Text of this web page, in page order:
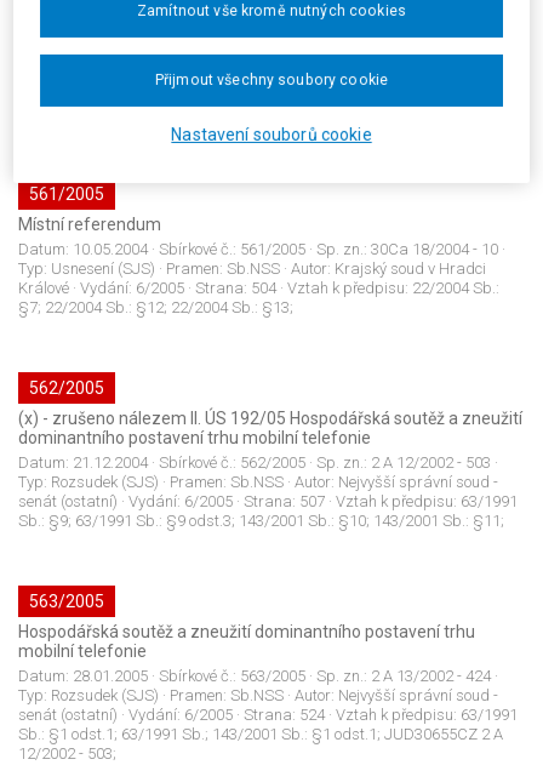
Datum:16.11.2004· Sbírkové č.:560/2005· Sp. zn.:10 Ca 250/2003 - 48
Rozsudek (SJS)· Pramen:Sb.NSS· Autor: Městský soud v Praze
· Strana: · Vztah k předpisu:
561/2005
Místní referendum
Datum: 10.05.2004· Sbírkové č.: 561/2005 · Sp. zn.: 30Ca 18/2004 - 10 ·
Typ: Usnesení (SJS) · Pramen: Sb.NSS · Autor: Krajský soud v Hradci
Králové · Vydání: 6/2005 · Strana: 504· Vztah k předpisu: 22/2004 Sb.:
§7; 22/2004 Sb.: §12; 22/2004 Sb.: §13;
562/2005
(x) - zrušeno nálezem II. ÚS 192/05 Hospodářská soutěž a zneužití
dominantního postavení trhu mobilní telefonie
Datum: 21.12.2004· Sbírkové č.: 562/2005 · Sp. zn.: 2 A 12/2002 - 503 ·
Typ: Rozsudek (SJS) · Pramen: Sb.NSS · Autor: Nejvyšší správní soud -
senát (ostatní) · Vydání: 6/2005 · Strana: 507 · Vztah k předpisu: 63/1991
Sb.: §9; 63/1991 Sb.: §9 odst.3; 143/2001 Sb.: §10; 143/2001 Sb.: §11;
563/2005
Hospodářská soutěž a zneužití dominantního postavení trhu
mobilní telefonie
Datum: 28.01.2005 · Sbírkové č.: 563/2005 · Sp. zn.: 2 A 13/2002 - 424·
Typ: Rozsudek (SJS) · Pramen: Sb.NSS · Autor: Nejvyšší správní soud -
senát (ostatní) · Vydání: 6/2005 · Strana: 524· Vztah k předpisu: 63/1991
Sb.: §1 odst.1; 63/1991 Sb.; 143/2001 Sb.: §1 odst.1; JUD30655CZ 2 A
12/2002 - 503;
Nastavení souborů cookie
Zamítnout vše kromě nutných cookies
Přijmout všechny soubory cookie